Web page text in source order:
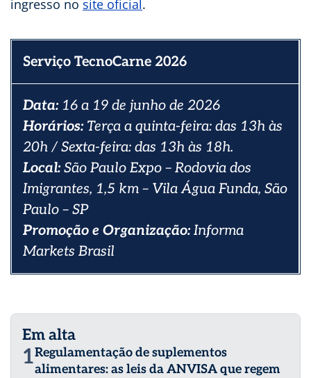
ingresso no site oficial .
Serviço TecnoCarne 2026
Data: 16 a 19 de junho de 2026
Horários: Terça a quinta-feira: das 13h às
20h / Sexta-feira: das 13h às 18h.
Local:São Paulo Expo – Rodovia dos
Imigrantes, 1,5 km – Vila Água Funda, São
Paulo – SP
Promoção e Organização:Informa
Markets Brasil
Em alta
1Regulamentação de suplementos
alimentares: as leis da ANVISA que regem